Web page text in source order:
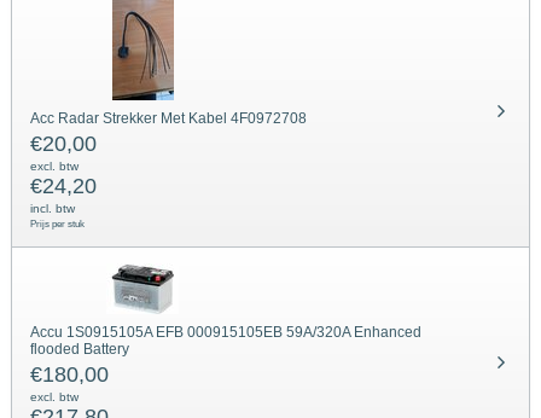
Acc Radar Strekker Met Kabel 4F0972708
€20,00
excl. btw
€24,20
incl. btw
Prijs per stuk
Accu 1S0915105A EFB 000915105EB 59A/320A Enhanced
flooded Battery
€180,00
excl. btw